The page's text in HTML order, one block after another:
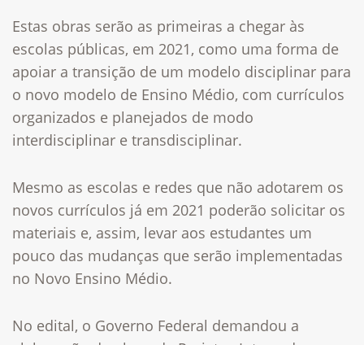
Estas obras serão as primeiras a chegar às
escolas públicas, em 2021, como uma forma de
apoiar a transição de um modelo disciplinar para
o novo modelo de Ensino Médio, com currículos
organizados e planejados de modo
interdisciplinar e transdisciplinar.
Mesmo as escolas e redes que não adotarem os
novos currículos já em 2021 poderão solicitar os
materiais e, assim, levar aos estudantes um
pouco das mudanças que serão implementadas
no Novo Ensino Médio.
No edital, o Governo Federal demandou a